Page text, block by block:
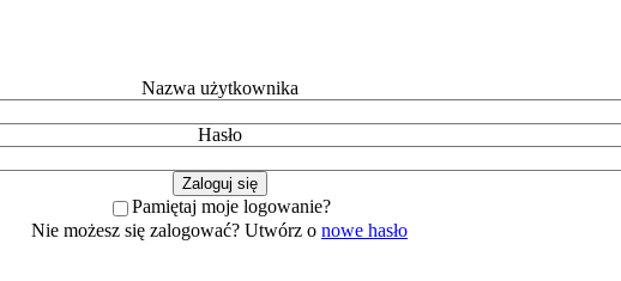
Nazwa użytkownika
Hasło
Pamiętaj moje logowanie?
Nie możesz się zalogować? Utwórz o nowe hasło